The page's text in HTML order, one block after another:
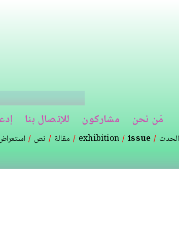
مَن نحن مشاركون للإتصال بنا
نص مقالة exhibition issue الحدث